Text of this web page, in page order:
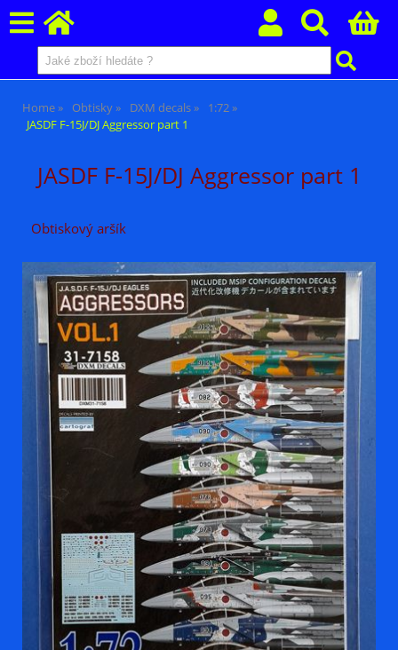
Home Obtisky DXM decals
1:72
JASDF F-15J/DJ Aggressor part 1
JASDF F-15J/DJ Aggressor part 1
Obtiskový aršík